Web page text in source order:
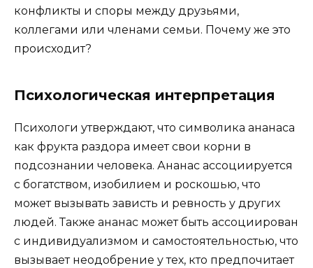
конфликты и споры между друзьями,
коллегами или членами семьи. Почему же это
происходит?
Психологическая интерпретация
Психологи утверждают, что символика ананаса
как фрукта раздора имеет свои корни в
подсознании человека. Ананас ассоциируется
с богатством, изобилием и роскошью, что
может вызывать зависть и ревность у других
людей. Также ананас может быть ассоциирован
с индивидуализмом и самостоятельностью, что
вызывает неодобрение у тех, кто предпочитает